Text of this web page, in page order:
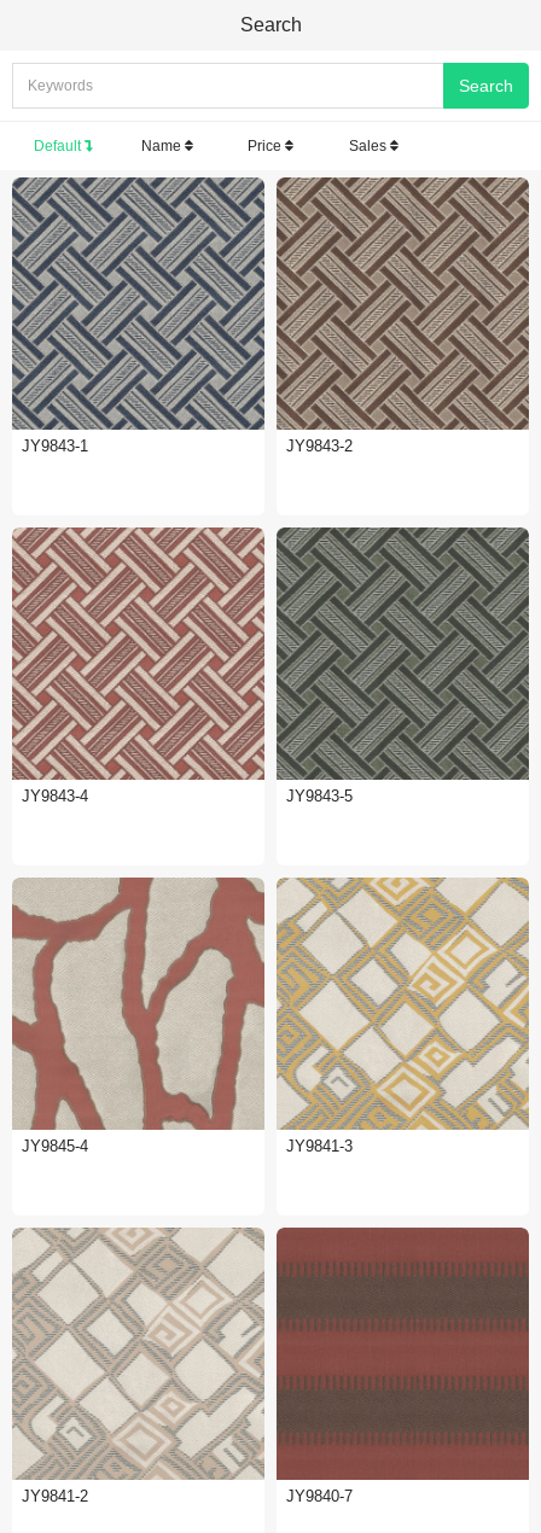
Search
Default Name Price Sales
JY9843-1 JY9843-2
JY9843-4 JY9843-5
JY9845-4 JY9841-3
JY9841-2 JY9840-7